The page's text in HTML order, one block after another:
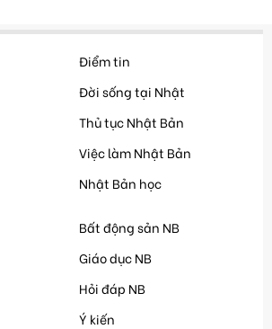
Điểm tin
Đời sống tại Nhật
Thủ tục Nhật Bản
Việc làm Nhật Bản
Nhật Bản học
Bất động sản NB
Giáo dục NB
Hỏi đáp NB
Ý kiến